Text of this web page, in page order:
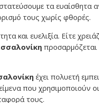
τα ευαίσθητα
τους χωρίς φθορές.
και ευελιξία. Είτε
προσαρμόζεται
έχει πολυετή
που χρησιμοποιούν
τους.